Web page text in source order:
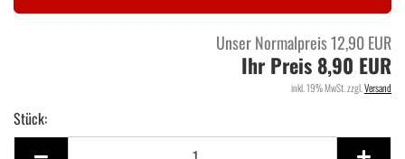
Unser Normalpreis 12,90 EUR
Ihr Preis 8,90 EUR
inkl. 19% MwSt. zzgl. Versand
Stück:
Stück